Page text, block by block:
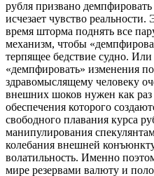
рубля призвано
исчезает чувство реальности.
время шторма поднять все
механизм, чтобы
терпящее бедствие судно.
«демпфировать» изменения
здравомыслящему человеку
внешних шоков нужен как раз
обеспечения которого
свободного плавания курса
манипулирования
колебания внешней
волатильность. Именно
мире резервами валюту и